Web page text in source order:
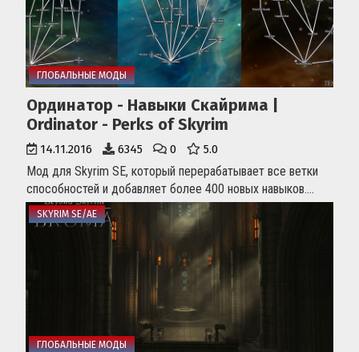
ГЛОБАЛЬНЫЕ МОДЫ
Ординатор - Навыки Скайрима |
Ordinator - Perks of Skyrim
14.11.2016 6345 0 5.0
Мод для Skyrim SE, который перерабатывает все ветки
способностей и добавляет более 400 новых навыков....
SKYRIM SE/AE
ГЛОБАЛЬНЫЕ МОДЫ